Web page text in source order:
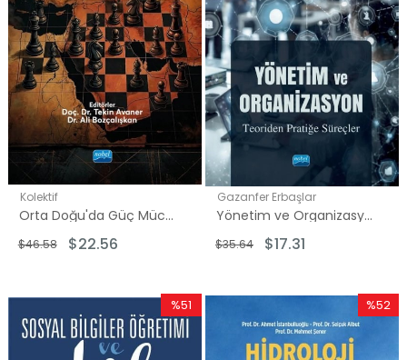
Kolektif
Orta Doğu'da Güç Mücadelesi
$22.56
$46.58
Gazanfer Erbaşlar
Yönetim ve Organizasyon - Teoriden Pratiğe Süreçler
$17.31
$35.64
%51
İndirim
%52
İndirim